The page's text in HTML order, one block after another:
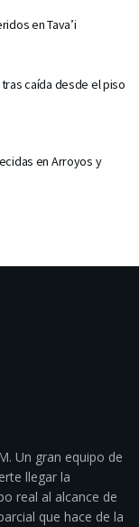
en Tava’i
caída desde el piso
en Arroyos y
Un gran equipo de
llegar la
real al alcance de
que hace de la